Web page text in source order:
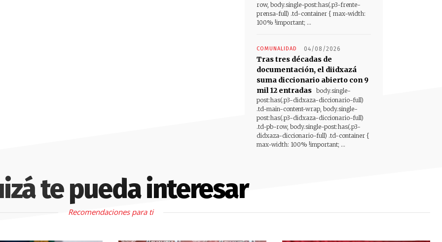
row, body.single-post:has(.p3-frente-
prensa-full) .td-container { max-width:
100% !important; ...
COMUNALIDAD 04/08/2026
Tras tres décadas de
documentación, el diidxazá
suma diccionario abierto con 9
mil 12 entradas body.single-
post:has(.p3-didxaza-diccionario-full)
.td-main-content-wrap, body.single-
post:has(.p3-didxaza-diccionario-full)
.td-pb-row, body.single-post:has(.p3-
didxaza-diccionario-full) .td-container {
max-width: 100% !important; ...
te pueda interesar
Recomendaciones para ti